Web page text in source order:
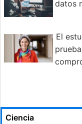
datos
El
Ciencia